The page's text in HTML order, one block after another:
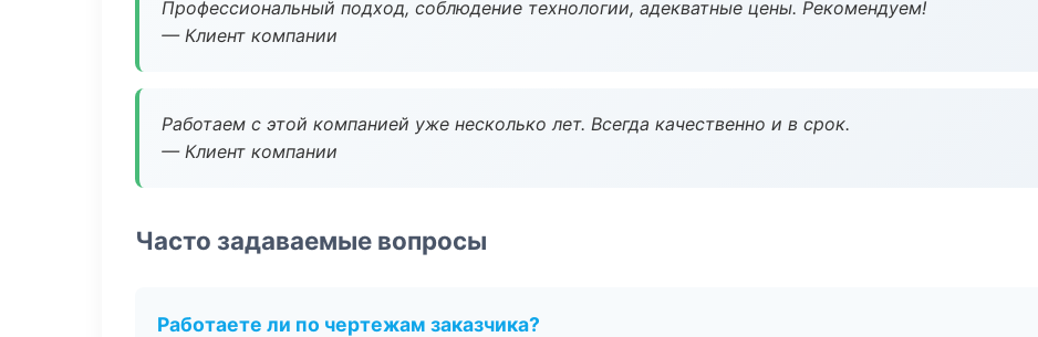
Профессиональный подход, соблюдение технологии, адекватные цены. Рекомендуем!
— Клиент компании
Работаем с этой компанией уже несколько лет. Всегда качественно и в срок.
— Клиент компании
Часто задаваемые вопросы
Работаете ли по чертежам заказчика?